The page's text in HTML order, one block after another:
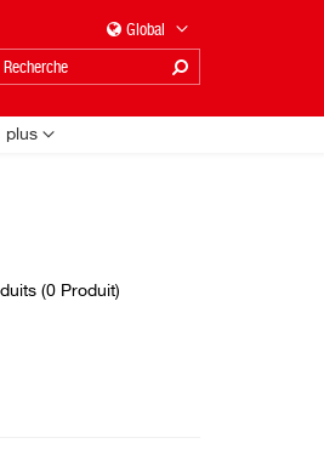
(0 Produit)
Global
plus